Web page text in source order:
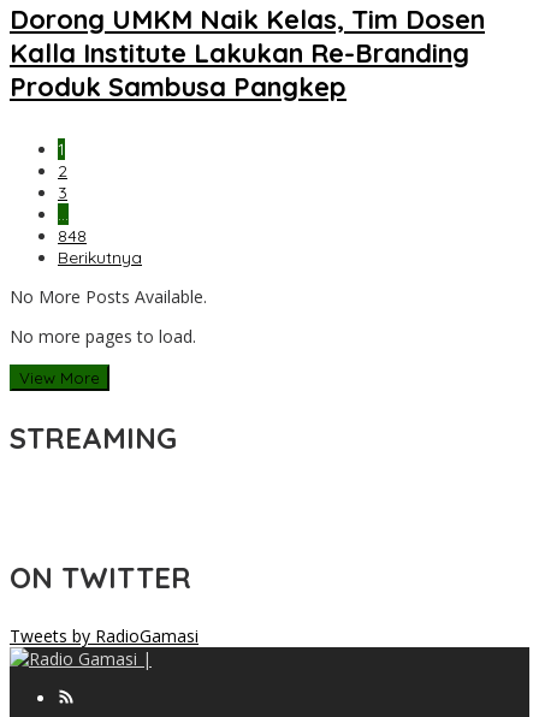
Dorong UMKM Naik Kelas, Tim Dosen
Kalla Institute Lakukan Re-Branding
Produk Sambusa Pangkep
1
2
3
…
848
Berikutnya
No More Posts Available.
No more pages to load.
View More
STREAMING
ON TWITTER
Tweets by RadioGamasi